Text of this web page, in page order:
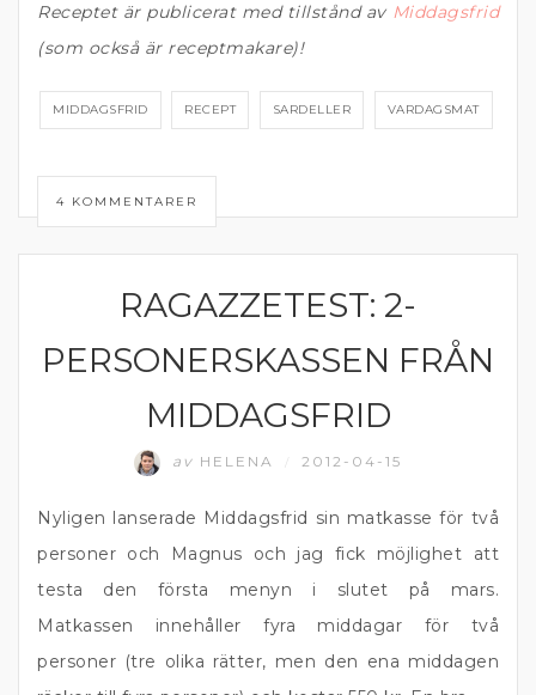
Receptet är publicerat med tillstånd av Middagsfrid
(som också är receptmakare)!
MIDDAGSFRID RECEPT SARDELLER VARDAGSMAT
4 KOMMENTARER
RAGAZZETEST: 2-
PERSONERSKASSEN FRÅN
MIDDAGSFRID
av HELENA 2012-04-15
Nyligen lanserade Middagsfrid sin matkasse för två
personer och Magnus och jag fick möjlighet att
testa den första menyn i slutet på mars.
Matkassen innehåller fyra middagar för två
personer (tre olika rätter, men den ena middagen